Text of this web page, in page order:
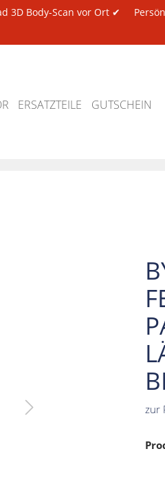
3D Body-Scan vor Ort ✔
ERSATZTEILE
GUTSCHEIN
zur